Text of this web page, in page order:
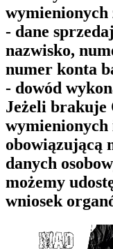
wymienionych
- dane
nazwisko,
numer konta
- dowód
Jeżeli brakuje
obowiązującą
danych
możemy
wniosek